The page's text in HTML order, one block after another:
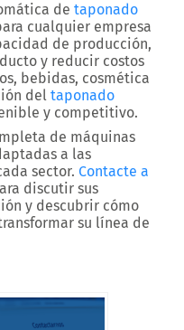
de taponado
cualquier empresa
de producción,
y reducir costos
bebidas, cosmética
del taponado
y competitivo.
de máquinas
a las
sector. Contacte a
discutir sus
y descubrir cómo
su línea de